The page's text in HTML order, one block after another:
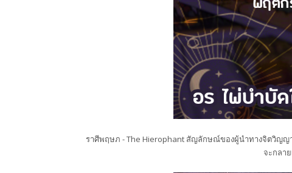
ราศีพฤษภ - The Hierophant สัญลักษณ์ของผู้นำทางจิตวิญญ
จะกลา